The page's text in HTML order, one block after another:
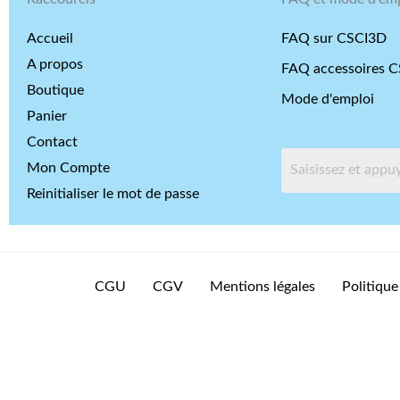
Accueil
A propos
Boutique
Panier
Contact
Mon Compte
Reinitialiser le mot de passe
FAQ sur CSCI3D
FAQ accessoires
Mode d'emploi
CGU CGV Mentions légales